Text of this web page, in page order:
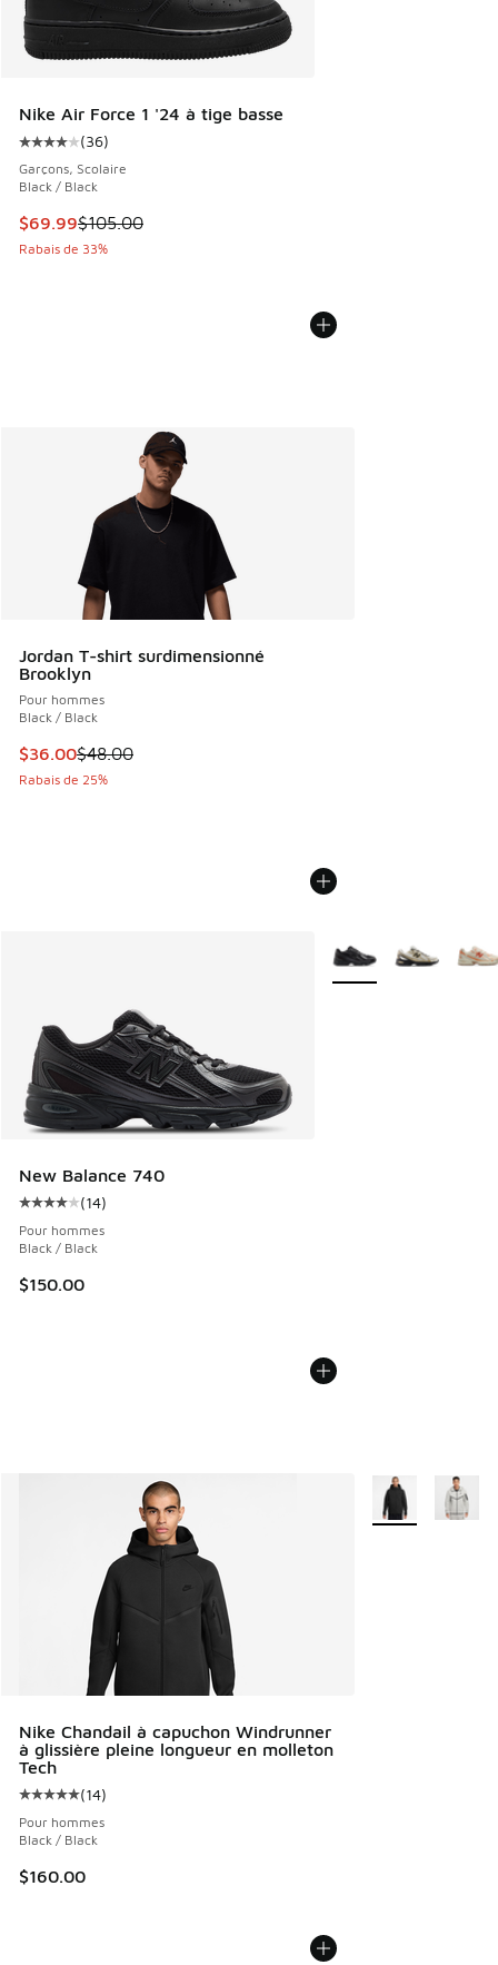
Nike Air Force 1 '24 à tige basse
Cote moyenne du client - [4 sur 5 étoiles], 36
(36)
Garçons, Scolaire
Black / Black
Cet article est en solde. Le prix est passé de $105.00 à
$69.99$105.00
Rabais de 33%
Jordan T-shirt surdimensionné
Brooklyn
Pour hommes
Black / Black
Cet article est en solde. Le prix est passé de $48.00 à
$36.00$48.00
Rabais de 25%
New Balance 740
Cote moyenne du client - [4 sur 5 étoiles], 14
(14)
Pour hommes
Black / Black
$150.00
Plus de couleurs
Nike Chandail à capuchon Windrunner
à glissière pleine longueur en molleton
Tech
Cote moyenne du client - [5 sur 5 étoiles], 14
(14)
Pour hommes
Black / Black
$160.00
Plus de couleurs